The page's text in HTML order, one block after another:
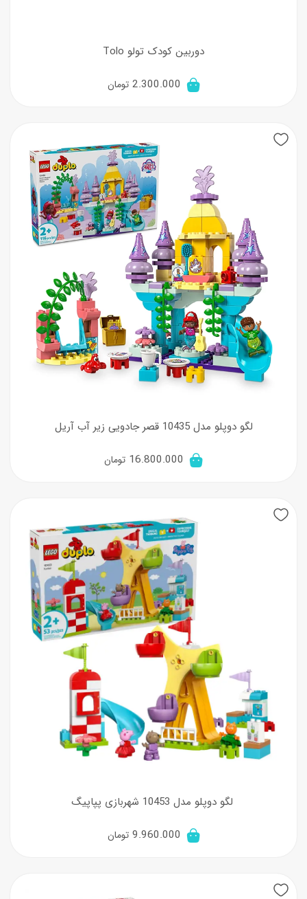
دوربین کودک تولو Tolo
2.300.000 تومان
لگو دوپلو مدل 10435 قصر جادویی زیر آب آریل
16.800.000 تومان
لگو دوپلو مدل 10453 شهربازی پپاپیگ
9.960.000 تومان